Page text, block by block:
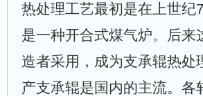
热处理工艺最初是在上世
是一种开合式煤气炉。后
造者采用，成为支承辊热处
产支承辊是国内的主流。